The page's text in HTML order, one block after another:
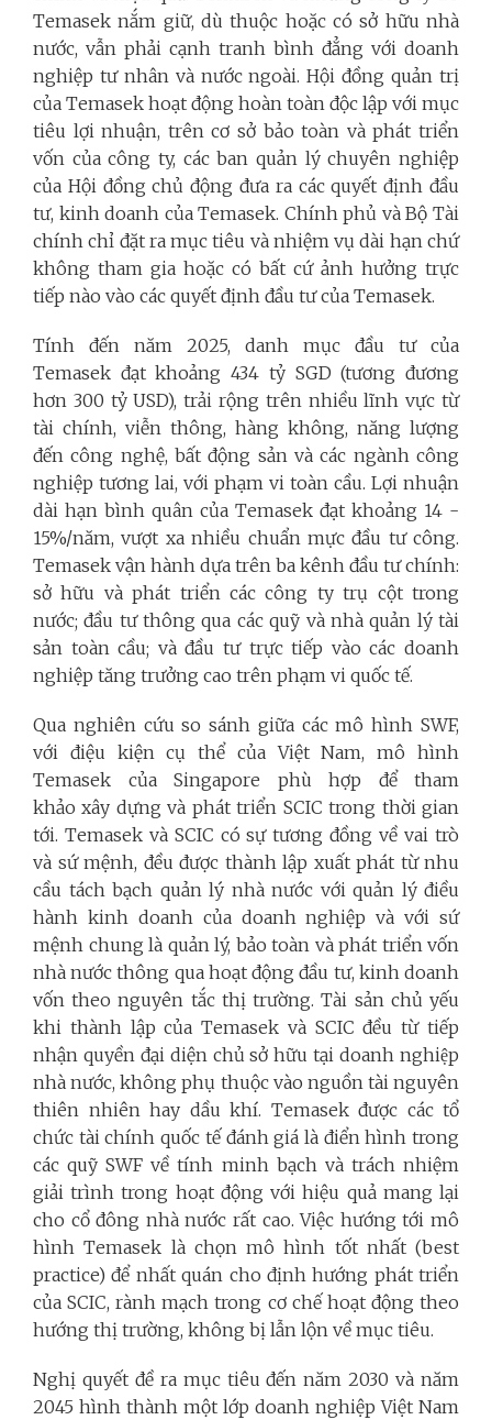
Temasek nắm giữ, dù thuộc hoặc có sở hữu nhà
nước, vẫn phải cạnh tranh bình đẳng với doanh
nghiệp tư nhân và nước ngoài. Hội đồng quản trị
của Temasek hoạt động hoàn toàn độc lập với mục
tiêu lợi nhuận, trên cơ sở bảo toàn và phát triển
vốn của công ty, các ban quản lý chuyên nghiệp
của Hội đồng chủ động đưa ra các quyết định đầu
tư, kinh doanh của Temasek. Chính phủ và Bộ Tài
chính chỉ đặt ra mục tiêu và nhiệm vụ dài hạn chứ
không tham gia hoặc có bất cứ ảnh hưởng trực
tiếp nào vào các quyết định đầu tư của Temasek.
Tính đến năm 2025, danh mục đầu tư của
Temasek đạt khoảng 434 tỷ SGD (tương đương
hơn 300 tỷ USD), trải rộng trên nhiều lĩnh vực từ
tài chính, viễn thông, hàng không, năng lượng
đến công nghệ, bất động sản và các ngành công
nghiệp tương lai, với phạm vi toàn cầu. Lợi nhuận
dài hạn bình quân của Temasek đạt khoảng 14 -
15%/năm, vượt xa nhiều chuẩn mực đầu tư công.
Temasek vận hành dựa trên ba kênh đầu tư chính:
sở hữu và phát triển các công ty trụ cột trong
nước; đầu tư thông qua các quỹ và nhà quản lý tài
sản toàn cầu; và đầu tư trực tiếp vào các doanh
nghiệp tăng trưởng cao trên phạm vi quốc tế.
Qua nghiên cứu so sánh giữa các mô hình SWF,
với điệu kiện cụ thể của Việt Nam, mô hình
Temasek của Singapore phù hợp để tham
khảo xây dựng và phát triển SCIC trong thời gian
tới. Temasek và SCIC có sự tương đồng về vai trò
và sứ mệnh, đều được thành lập xuất phát từ nhu
cầu tách bạch quản lý nhà nước với quản lý điều
hành kinh doanh của doanh nghiệp và với sứ
mệnh chung là quản lý, bảo toàn và phát triển vốn
nhà nước thông qua hoạt động đầu tư, kinh doanh
vốn theo nguyên tắc thị trường. Tài sản chủ yếu
khi thành lập của Temasek và SCIC đều từ tiếp
nhận quyền đại diện chủ sở hữu tại doanh nghiệp
nhà nước, không phụ thuộc vào nguồn tài nguyên
thiên nhiên hay dầu khí. Temasek được các tổ
chức tài chính quốc tế đánh giá là điển hình trong
các quỹ SWF về tính minh bạch và trách nhiệm
giải trình trong hoạt động với hiệu quả mang lại
cho cổ đông nhà nước rất cao. Việc hướng tới mô
hình Temasek là chọn mô hình tốt nhất (best
practice) để nhất quán cho định hướng phát triển
của SCIC, rành mạch trong cơ chế hoạt động theo
hướng thị trường, không bị lẫn lộn về mục tiêu.
Nghị quyết đề ra mục tiêu đến năm 2030 và năm
2045 hình thành một lớp doanh nghiệp Việt Nam